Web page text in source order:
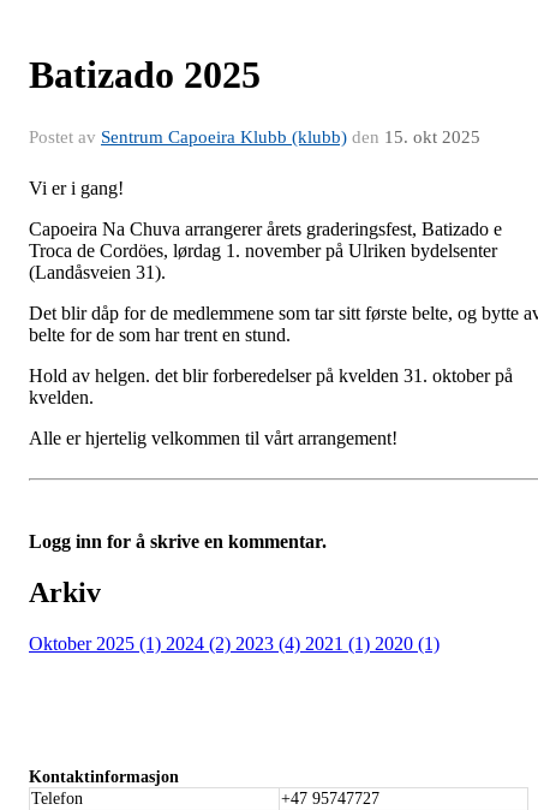
Batizado 2025
Postet av Sentrum Capoeira Klubb (klubb) den 15. okt 2025
Vi er i gang!
Capoeira Na Chuva arrangerer årets graderingsfest, Batizado e
Troca de Cordöes, lørdag 1. november på Ulriken bydelsenter
(Landåsveien 31).
Det blir dåp for de medlemmene som tar sitt første belte, og bytte
belte for de som har trent en stund.
Hold av helgen. det blir forberedelser på kvelden 31. oktober på
kvelden.
Alle er hjertelig velkommen til vårt arrangement!
Logg inn for å skrive en kommentar.
Arkiv
Oktober 2025 (1) 2024 (2) 2023 (4) 2021 (1) 2020 (1)
Kontaktinformasjon
Telefon
+47 95747727